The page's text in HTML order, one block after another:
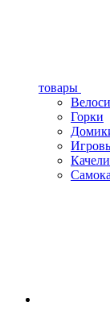
товары
Горки
Качели